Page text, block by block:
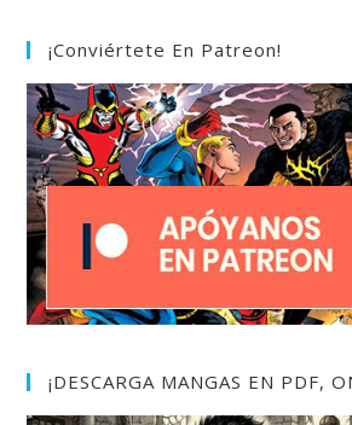
¡Conviértete En Patreon!
¡DESCARGA MANGAS EN PDF,